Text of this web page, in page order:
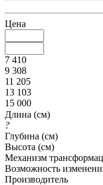
Цена
7 410
9 308
11 205
13 103
15 000
Длина (см)
?
Глубина (см)
Высота (см)
Механизм
Возможность
Производитель